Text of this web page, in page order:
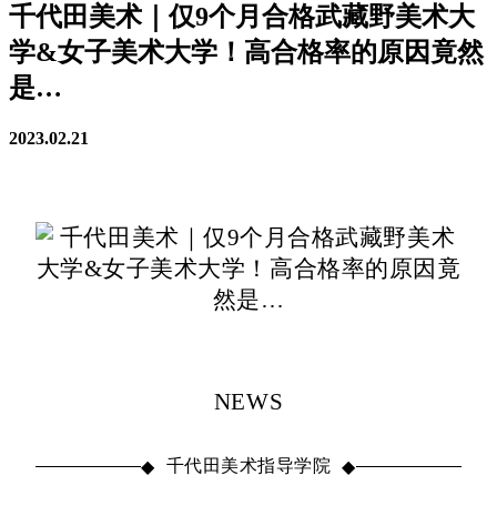
千代田美术｜仅9个月合格武藏野美术大
学&女子美术大学！高合格率的原因竟然
是…
2023.02.21
NEWS
◆ 千代田美术指导学院 ◆